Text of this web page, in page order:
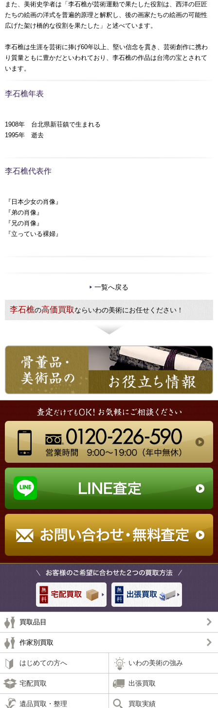
また、美術史学者は「李石樵が芸術運動で果たした役割は、西洋の巨匠
たちの絵画の洋式を普遍的原理と解釈し、後の画家たちの絵画の可能性
広げた架け橋的な役割を果たした」と述べています。
李石樵は生涯を芸術に捧げ60年以上、堅い信念を貫き、芸術創作に携わ
り質量ともに豊かだといわれており、李石樵の作品は台湾の宝とされて
います。
李石樵年表
1908年 台北県新荘鎮で生まれる
1995年 逝去
李石樵代表作
『日本少女の肖像』
『弟の肖像』
『兄の肖像』
『立っている裸婦』
一覧へ戻る
李石樵の高価買取ならいわの美術にお任せください！
買取品目
作家別買取
はじめての方へ いわの美術の強み
宅配買取 出張買取
遺品買取・整理 買取実績